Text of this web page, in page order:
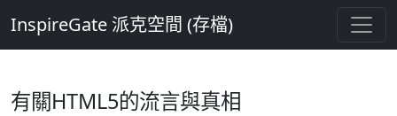
InspireGate 派克空間 (存檔)
有關HTML5的流言與真相